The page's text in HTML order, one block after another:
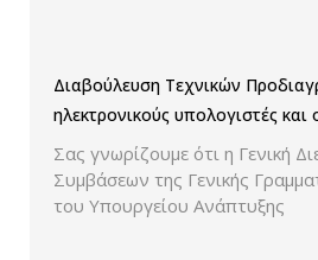
Διαβούλευση Τεχνικών
ηλεκτρονικούς υπολογιστές και
Σας γνωρίζουμε ότι η Γενική
Συμβάσεων της Γενικής
του Υπουργείου Ανάπτυξης